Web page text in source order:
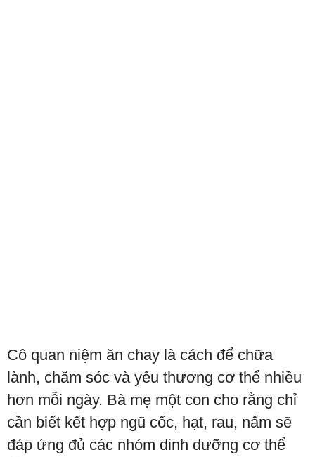
Cô quan niệm ăn chay là cách để chữa
lành, chăm sóc và yêu thương cơ thể nhiều
hơn mỗi ngày. Bà mẹ một con cho rằng chỉ
cần biết kết hợp ngũ cốc, hạt, rau, nấm sẽ
đáp ứng đủ các nhóm dinh dưỡng cơ thể